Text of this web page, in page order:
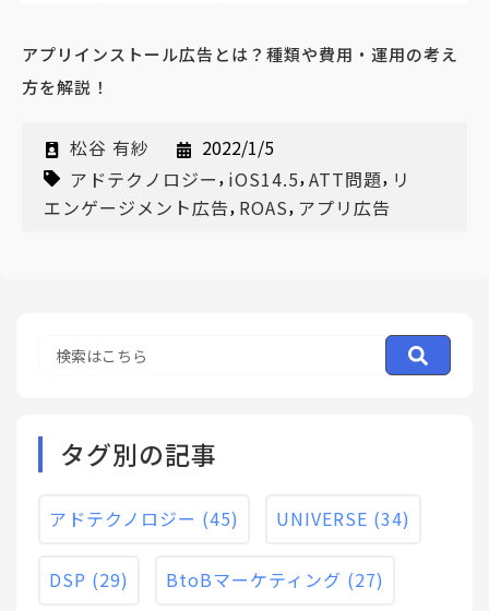
アプリインストール広告とは？種類や費用・運用の考え
方を解説！
松谷 有紗
2022/1/5
アドテクノロジー, iOS14.5,ATT問題, リ
エンゲージメント広告, ROAS, アプリ広告
タグ別の記事
アドテクノロジー (45) UNIVERSE (34)
DSP (29) BtoBマーケティング (27)